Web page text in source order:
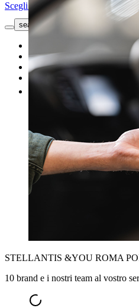
Scegli un'altra città
search button - icon
Officina
Vendi un'auto
STELLANTIS &YOU ROMA
10 brand e i nostri team al vostro